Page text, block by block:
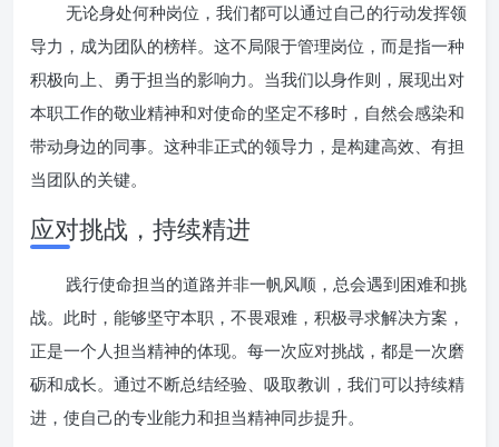
无论身处何种岗位，我们都可以通过自己的行动发挥领
导力，成为团队的榜样。这不局限于管理岗位，而是指一种
积极向上、勇于担当的影响力。当我们以身作则，展现出对
本职工作的敬业精神和对使命的坚定不移时，自然会感染和
带动身边的同事。这种非正式的领导力，是构建高效、有担
当团队的关键。
应对挑战，持续精进
践行使命担当的道路并非一帆风顺，总会遇到困难和挑
战。此时，能够坚守本职，不畏艰难，积极寻求解决方案，
正是一个人担当精神的体现。每一次应对挑战，都是一次磨
砺和成长。通过不断总结经验、吸取教训，我们可以持续精
进，使自己的专业能力和担当精神同步提升。